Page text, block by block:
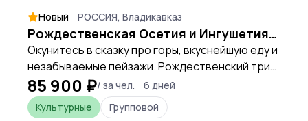
Новый РОССИЯ, Владикавказ
Рождественская Осетия и Ингушетия. В гости к горцам на 6 дней
Окунитесь в сказку про горы, вкуснейшую еду и
незабываемые пейзажи. Рождественский трип
по самым красивым и интересным локациям
Осетии и Ингушетии.
85 900 ₽/ за чел.
6 дней
Культурные
Групповой